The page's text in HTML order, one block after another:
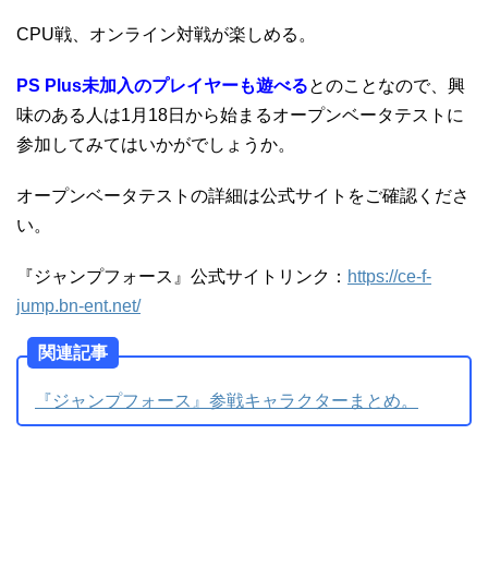
CPU戦、オンライン対戦が楽しめる。
PS Plus未加入のプレイヤーも遊べるとのことなので、興
味のある人は1月18日から始まるオープンベータテストに
参加してみてはいかがでしょうか。
オープンベータテストの詳細は公式サイトをご確認くださ
い。
『ジャンプフォース』公式サイトリンク： https://ce-f-
jump.bn-ent.net/
関連記事
『ジャンプフォース』参戦キャラクターまとめ。